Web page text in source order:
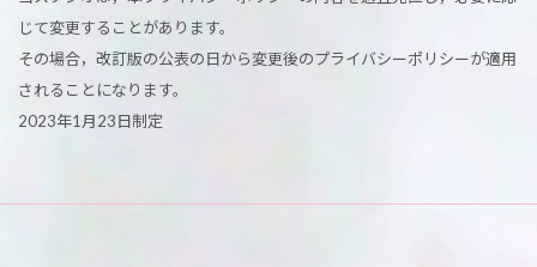
じて変更することがあります。
その場合，改訂版の公表の日から変更後のプライバシーポリシーが適用
されることになります。
2023年1月23日制定